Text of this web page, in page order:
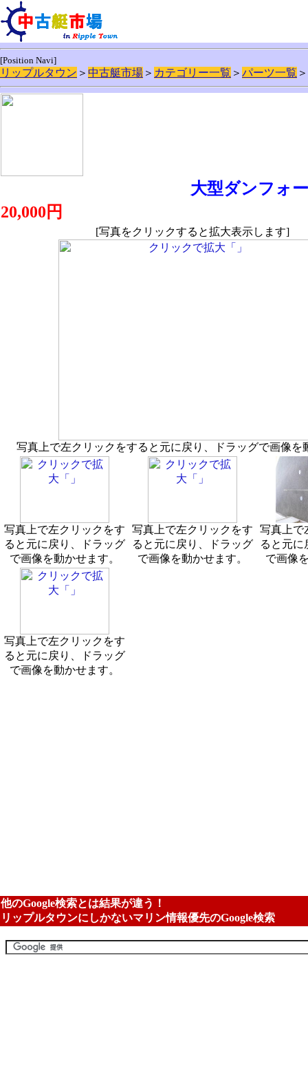
[Position Navi]
リップルタウン ＞ 中古艇市場 ＞ カテゴリー一覧 ＞ パーツ一覧
大型ダンフォ
20,000円
[写真をクリックすると拡大表示します]
写真上で左クリックをすると元に戻り、ドラッグで画像を
写真上で左クリックをす
ると元に戻り、ドラッグ
で画像を動かせます。
写真上で左クリックをす
ると元に戻り、ドラッグ
で画像を動かせます。
写真上で
ると元に
で画像
写真上で左クリックをす
ると元に戻り、ドラッグ
で画像を動かせます。
他のGoogle検索とは結果が違う！
リップルタウンにしかないマリン情報優先のGoogle検索